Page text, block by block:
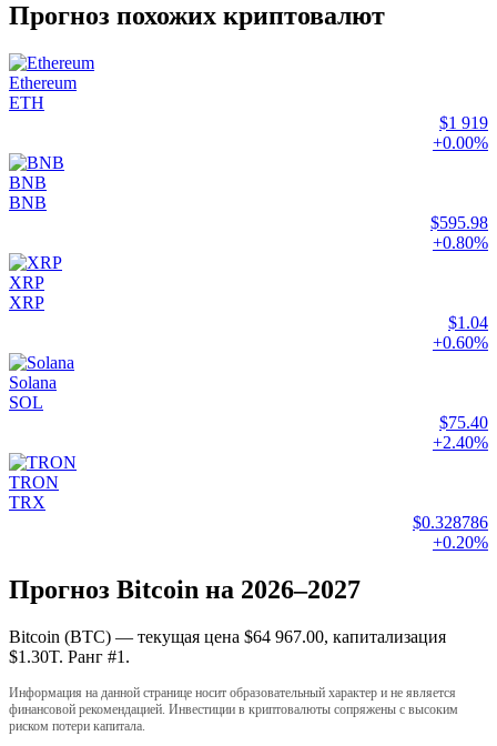
Прогноз похожих криптовалют
Ethereum
ETH
$1 919
+0.00%
BNB
BNB
$595.98
+0.80%
XRP
XRP
$1.04
+0.60%
Solana
SOL
$75.40
+2.40%
TRON
TRX
$0.328786
+0.20%
Прогноз Bitcoin на 2026–2027
Bitcoin (BTC) — текущая цена $64 967.00, капитализация
$1.30T. Ранг #1.
Информация на данной странице носит образовательный характер и не является
финансовой рекомендацией. Инвестиции в криптовалюты сопряжены с высоким
риском потери капитала.